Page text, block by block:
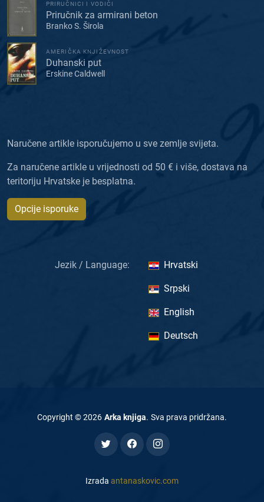
PRIRUČNICI I VODIČI
Priručnik za armirani beton
Branko S. Širola
AMERIČKA KNJIŽEVNOST
Duhanski put
Erskine Caldwell
Naručene artikle isporučujemo u sve zemlje svijeta.
Za naručene artikle u vrijednosti od 50 € i više, dostava na
teritoriju Hrvatske je besplatna.
Opcije isporuke
Jezik / Language: Hrvatski
Srpski
English
Deutsch
Copyright ©2026 Arka knjiga. Sva prava pridržana.
Izrada antanaskovic.com